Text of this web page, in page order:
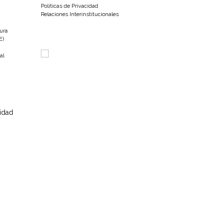
Políticas de Privacidad
Relaciones Interinstitucionales